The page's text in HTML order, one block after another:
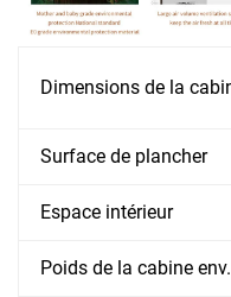
Dimensions de la
Surface de plancher
Espace intérieur
Poids de la cabine env.